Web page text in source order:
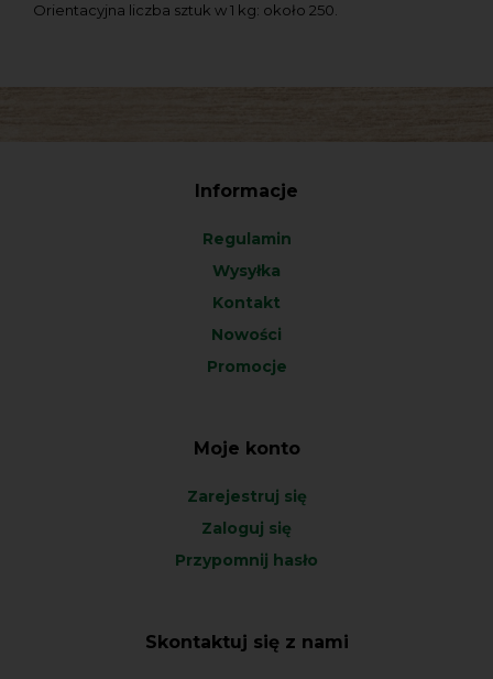
Orientacyjna liczba sztuk w 1 kg: około 250.
Informacje
Regulamin
Wysyłka
Kontakt
Nowości
Promocje
Moje konto
Zarejestruj się
Zaloguj się
Przypomnij hasło
Skontaktuj się z nami